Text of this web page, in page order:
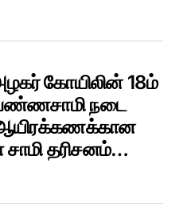
கோயிலின் 18ம்
நடை
ஆயிரக்கணக்கான
தரிசனம்…